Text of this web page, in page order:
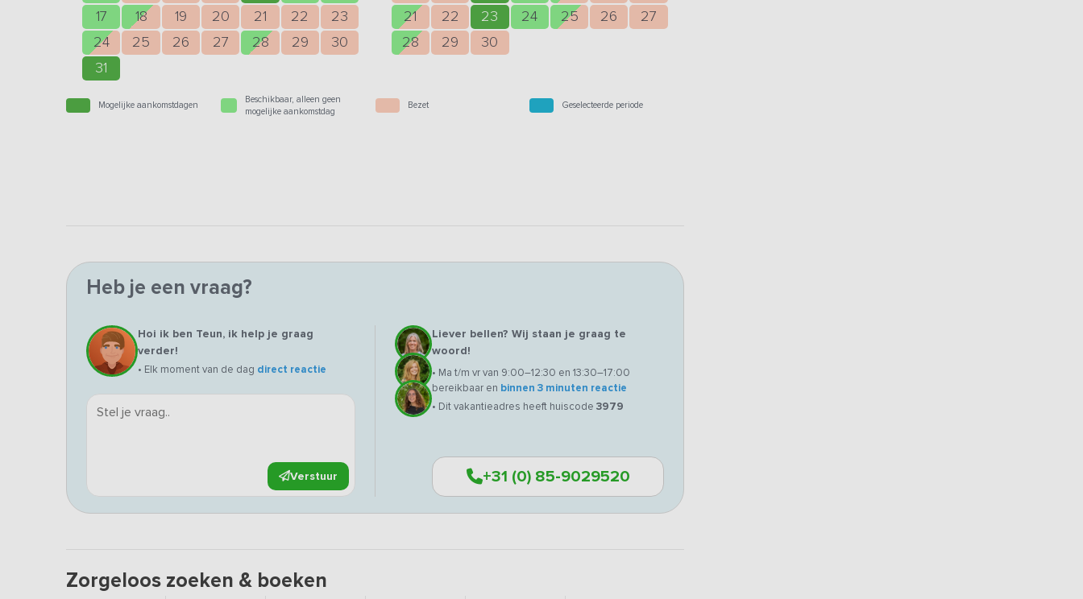
17
18 19 20 21 22
23
24
25 26 27 28 29
30
31
21
22 23 24 25 26
27
28
29 30
Mogelijke aankomstdagen
Beschikbaar, alleen geen
mogelijke aankomstdag
Bezet Geselecteerde periode
Heb je een vraag?
Hoi ik ben Teun, ik help je graag
verder!
• Elk moment van de dag direct reactie
Verstuur
Liever bellen? Wij staan je graag te
woord!
• Ma t/m vr van 9:00–12:30 en 13:30–17:00
bereikbaar en binnen 3 minuten reactie
• Dit vakantieadres heeft huiscode 3979
+31 (0) 85-9029520
Zorgeloos zoeken & boeken